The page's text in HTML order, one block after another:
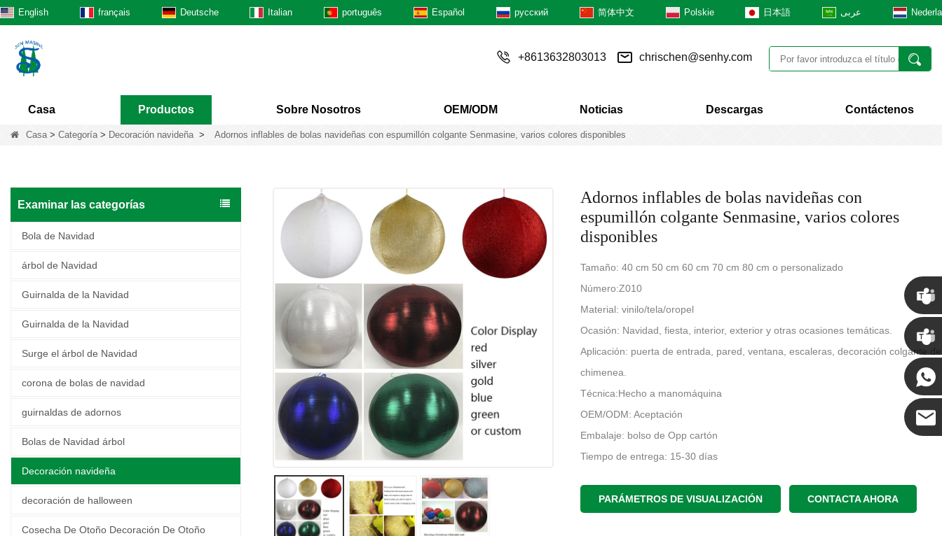
English français Deutsche Italian português Español русский 简体中文 Polskie 日本語 عربى
+8613632803013 chrischen@senhy.com
Casa Productos Sobre Nosotros OEM/ODM Noticias Descargas Contáctenos
Casa> Categoría> Decoración navideña> Adornos inflables de bolas navideñas con espumillón colgante Senmasine, varios colores disponibles
Examinar las categorías
Bola de Navidad
árbol de Navidad
Guirnalda de la Navidad
Guirnalda de la Navidad
Surge el árbol de Navidad
corona de bolas de navidad
guirnaldas de adornos
Bolas de Navidad árbol
Decoración navideña
decoración de halloween
Cosecha De Otoño Decoración De Otoño
Adornos inflables de bolas navideñas con
espumillón colgante Senmasine, varios colores
disponibles
Tamaño: 40 cm 50 cm 60 cm 70 cm 80 cm o personalizado
Número:Z010
Material: vinilo/tela/oropel
Ocasión: Navidad, fiesta, interior, exterior y otras ocasiones temáticas.
Aplicación: puerta de entrada, pared, ventana, escaleras, decoración colgante de
chimenea.
Técnica:Hecho a manomáquina
OEM/ODM: Aceptación
Embalaje: bolso de Opp cartón
Tiempo de entrega: 15-30 días
PARÁMETROS DE VISUALIZACIÓN
CONTACTA AHORA
Chris
Kenny